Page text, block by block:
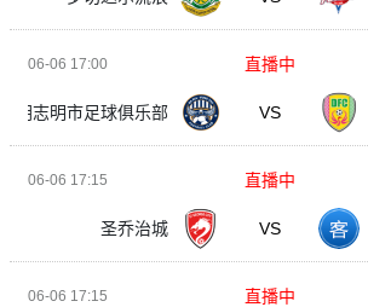
06-06 17:00
胡志明市足球俱乐部 VS
直播中
06-06 17:15
圣乔治城 VS
直播中
06-06 17:15 直播中